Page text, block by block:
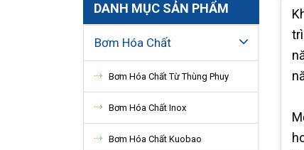
DANH MỤC SẢN PHẨM
Bơm Hóa Chất
Bơm Hóa Chất Từ Thùng Phuy
Bơm Hóa Chất Inox
Bơm Hóa Chất Kuobao